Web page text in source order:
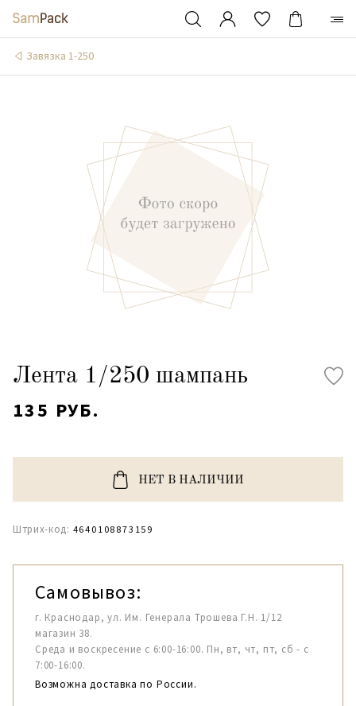
Завязка 1-250
Лента 1/250 шампань
135 РУБ.
НЕТ В НАЛИЧИИ
Штрих-код: 4640108873159
Самовывоз:
г. Краснодар, ул. Им. Генерала Трошева Г.Н. 1/12
магазин 38.
Среда и воскресение с 6:00-16:00. Пн, вт, чт, пт, сб - с
7:00-16:00.
Возможна доставка по России.